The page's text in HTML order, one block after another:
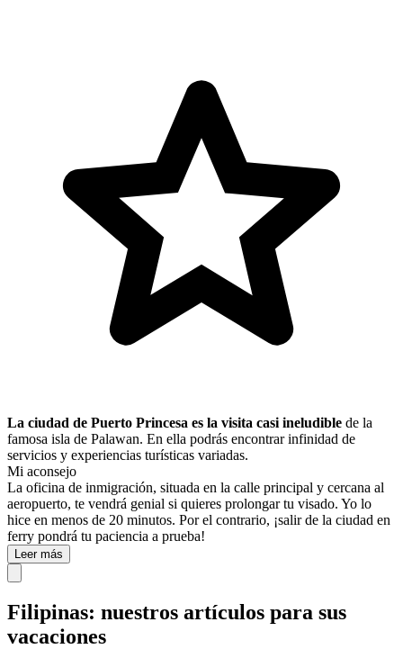
La ciudad de Puerto Princesa es la visita casi ineludible de la
famosa isla de Palawan. En ella podrás encontrar infinidad de
servicios y experiencias turísticas variadas.
Mi aconsejo
La oficina de inmigración, situada en la calle principal y cercana al
aeropuerto, te vendrá genial si quieres prolongar tu visado. Yo lo
hice en menos de 20 minutos. Por el contrario, ¡salir de la ciudad en
ferry pondrá tu paciencia a prueba!
Leer más
Filipinas: nuestros artículos para sus
vacaciones